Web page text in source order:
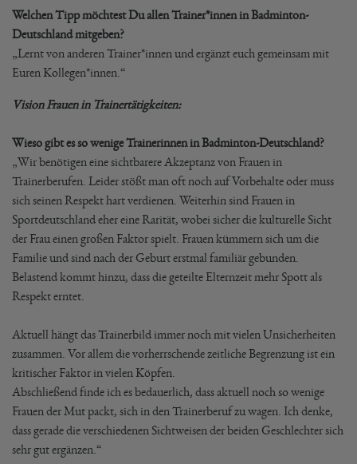
Welchen Tipp möchtest Du allen Trainer*innen in Badminton-
Deutschland mitgeben?
„Lernt von anderen Trainer*innen und ergänzt euch gemeinsam mit
Euren Kollegen*innen.“
Vision Frauen in Trainertätigkeiten:
Wieso gibt es so wenige Trainerinnen in Badminton-Deutschland?
„Wir benötigen eine sichtbarere Akzeptanz von Frauen in
Trainerberufen. Leider stößt man oft noch auf Vorbehalte oder muss
sich seinen Respekt hart verdienen. Weiterhin sind Frauen in
Sportdeutschland eher eine Rarität, wobei sicher die kulturelle Sicht
der Frau einen großen Faktor spielt. Frauen kümmern sich um die
Familie und sind nach der Geburt erstmal familiär gebunden.
Belastend kommt hinzu, dass die geteilte Elternzeit mehr Spott als
Respekt erntet.
Aktuell hängt das Trainerbild immer noch mit vielen Unsicherheiten
zusammen. Vor allem die vorherrschende zeitliche Begrenzung ist ein
kritischer Faktor in vielen Köpfen.
Abschließend finde ich es bedauerlich, dass aktuell noch so wenige
Frauen der Mut packt, sich in den Trainerberuf zu wagen. Ich denke,
dass gerade die verschiedenen Sichtweisen der beiden Geschlechter sich
sehr gut ergänzen.“